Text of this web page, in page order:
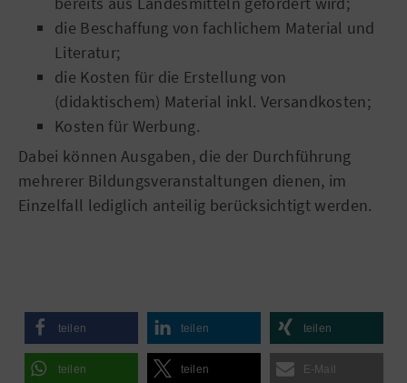
die Beschaffung von fachlichem Material und
Literatur;
die Kosten für die Erstellung von
(didaktischem) Material inkl. Versandkosten;
Kosten für Werbung.
Dabei können Ausgaben, die der Durchführung
mehrerer Bildungsveranstaltungen dienen, im
Einzelfall lediglich anteilig berücksichtigt werden.
teilen teilen teilen
teilen teilen E-Mail